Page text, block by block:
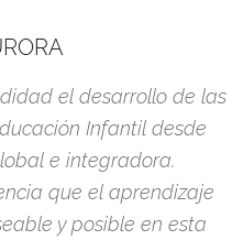
el desarrollo de las
Infantil desde
e integradora.
que el aprendizaje
y posible en esta